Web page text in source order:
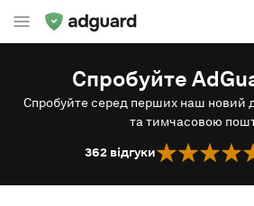
Спробуйте
Спробуйте серед перших наш новий
та тимчасовою
362 відгуки